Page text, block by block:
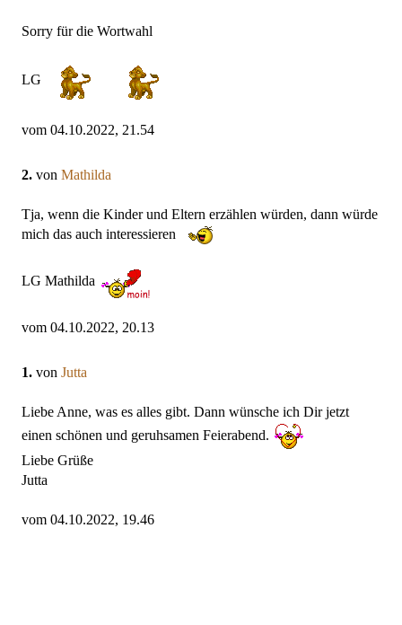
Sorry für die Wortwahl
LG
vom 04.10.2022, 21.54
2. von Mathilda
Tja, wenn die Kinder und Eltern erzählen würden, dann würde
mich das auch interessieren
LG Mathilda
vom 04.10.2022, 20.13
1. von Jutta
Liebe Anne, was es alles gibt. Dann wünsche ich Dir jetzt
einen schönen und geruhsamen Feierabend.
Liebe Grüße
Jutta
vom 04.10.2022, 19.46